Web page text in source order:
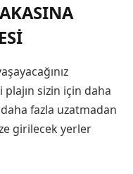
sizin için daha
fazla uzatmadan
girilecek yerler